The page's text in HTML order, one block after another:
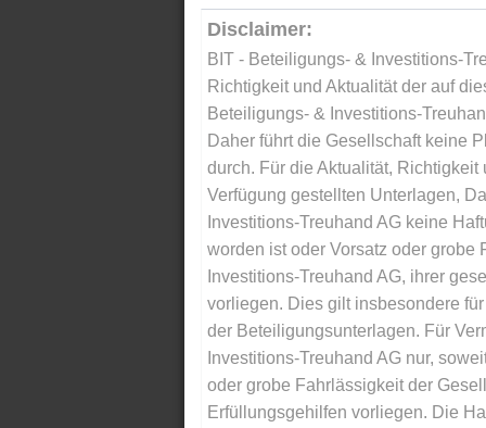
Disclaimer:
BIT - Beteiligungs- & Investitions-
Richtigkeit und Aktualität der auf
Beteiligungs- & Investitions-
Daher führt die Gesellschaft keine
durch. Für die Aktualität,
Verfügung gestellten Unterlagen,
Investitions-Treuhand AG keine
worden ist oder Vorsatz oder
Investitions-Treuhand AG, ihrer
vorliegen. Dies gilt insbesondere
der Beteiligungsunterlagen. Für
Investitions-Treuhand AG nur,
oder grobe Fahrlässigkeit der
Erfüllungsgehilfen vorliegen. Die